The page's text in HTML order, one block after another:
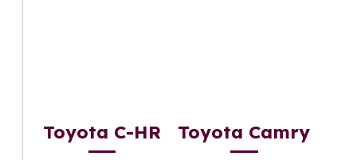
Toyota C-HR Toyota Camry